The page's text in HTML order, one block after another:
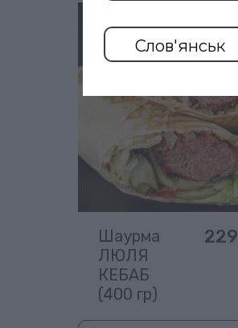
Шаурма
ЛЮЛЯ
КЕБАБ
(400 гр)
229
Слов'янськ